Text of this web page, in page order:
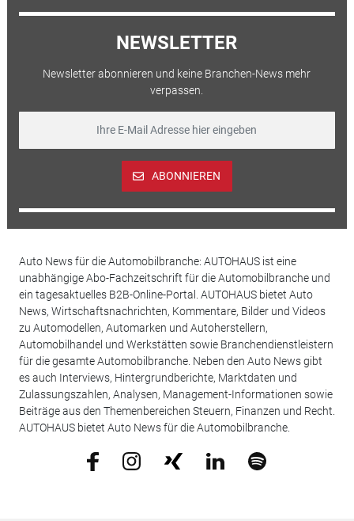
NEWSLETTER
Newsletter abonnieren und keine Branchen-News mehr
verpassen.
ABONNIEREN
Auto News für die Automobilbranche: AUTOHAUS ist eine
unabhängige Abo-Fachzeitschrift für die Automobilbranche und
ein tagesaktuelles B2B-Online-Portal. AUTOHAUS bietet Auto
News, Wirtschaftsnachrichten, Kommentare, Bilder und Videos
zu Automodellen, Automarken und Autoherstellern,
Automobilhandel und Werkstätten sowie Branchendienstleistern
für die gesamte Automobilbranche. Neben den Auto News gibt
es auch Interviews, Hintergrundberichte, Marktdaten und
Zulassungszahlen, Analysen, Management-Informationen sowie
Beiträge aus den Themenbereichen Steuern, Finanzen und Recht.
AUTOHAUS bietet Auto News für die Automobilbranche.